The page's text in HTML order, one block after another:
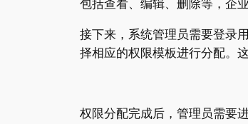
包括查看、编辑、删除等，企
接下来，系统管理员需要登录
择相应的权限模板进行分配。
权限分配完成后，管理员需要